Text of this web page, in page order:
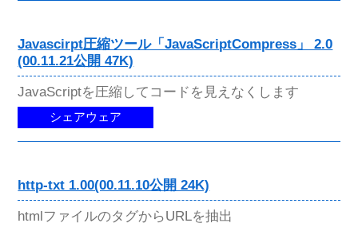
Javascirpt圧縮ツール「JavaScriptCompress」 2.0
(00.11.21公開 47K)
JavaScriptを圧縮してコードを見えなくします
シェアウェア
http-txt 1.00(00.11.10公開 24K)
htmlファイルのタグからURLを抽出